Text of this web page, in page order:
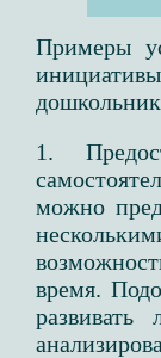
Примеры
1.
можно
время.
развивать